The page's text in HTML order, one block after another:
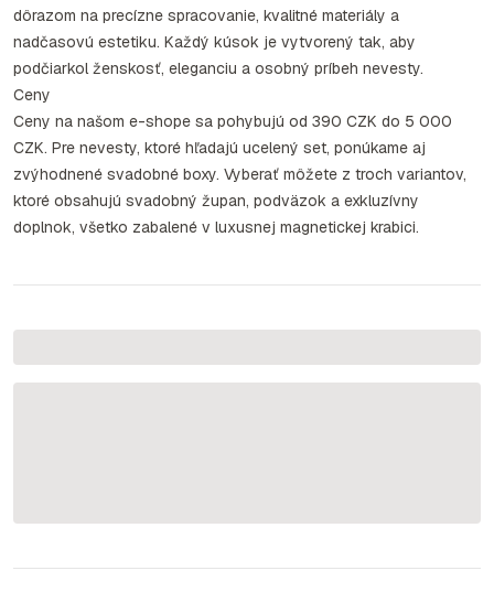
dôrazom na precízne spracovanie, kvalitné materiály a
nadčasovú estetiku. Každý kúsok je vytvorený tak, aby
podčiarkol ženskosť, eleganciu a osobný príbeh nevesty.
Ceny
Ceny na našom e-shope sa pohybujú od 390 CZK do 5 000
CZK. Pre nevesty, ktoré hľadajú ucelený set, ponúkame aj
zvýhodnené svadobné boxy. Vyberať môžete z troch variantov,
ktoré obsahujú svadobný župan, podväzok a exkluzívny
doplnok, všetko zabalené v luxusnej magnetickej krabici.